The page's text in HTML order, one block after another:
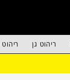
ריהוט גן